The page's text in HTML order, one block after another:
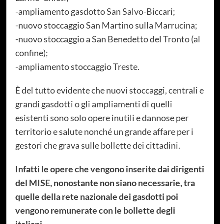
-ampliamento gasdotto San Salvo-Biccari;
-nuovo stoccaggio San Martino sulla Marrucina;
-nuovo stoccaggio a San Benedetto del Tronto (al
confine);
-ampliamento stoccaggio Treste.
È del tutto evidente che nuovi stoccaggi, centrali e
grandi gasdotti o gli ampliamenti di quelli
esistenti sono solo opere inutili e dannose per
territorio e salute nonché un grande affare per i
gestori che grava sulle bollette dei cittadini.
Infatti le opere che vengono inserite dai dirigenti
del MISE, nonostante non siano necessarie, tra
quelle della rete nazionale dei gasdotti poi
vengono remunerate con le bollette degli